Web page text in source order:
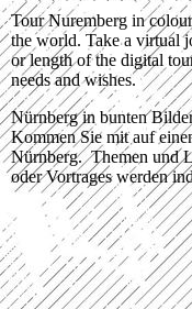
Tour Nuremberg in
the world. Take a virtual
or length of the digital
needs and wishes.
Nürnberg in bunten
Kommen Sie mit auf
Nürnberg. Themen und
oder Vortrages werden